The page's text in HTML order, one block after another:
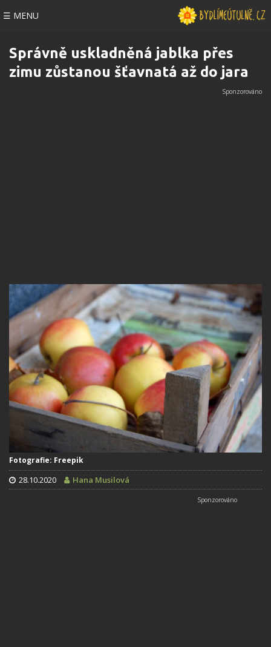
☰ MENU
Správně uskladněná jablka přes
zimu zůstanou šťavnatá až do jara
Fotografie: Freepik
28.10.2020 Hana Musilová